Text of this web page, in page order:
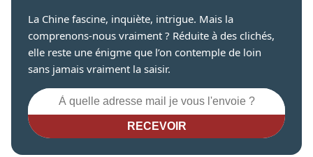
La Chine fascine, inquiète, intrigue. Mais la
comprenons-nous vraiment ? Réduite à des clichés,
elle reste une énigme que l’on contemple de loin
sans jamais vraiment la saisir.
RECEVOIR